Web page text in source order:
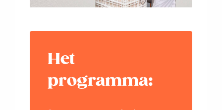
Het
programma: